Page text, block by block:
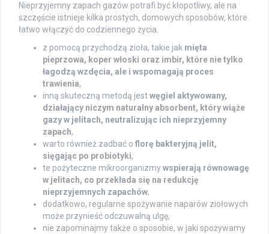
Nieprzyjemny zapach gazów potrafi być kłopotliwy, ale na
szczęście istnieje kilka prostych, domowych sposobów, które
łatwo włączyć do codziennego życia.
z pomocą przychodzą zioła, takie jak mięta
pieprzowa, koper włoski oraz imbir, które nie tylko
łagodzą wzdęcia, ale i wspomagają proces
trawienia,
inną skuteczną metodą jestwęgiel aktywowany,
działający niczym naturalny absorbent, który wiąże
gazy w jelitach, neutralizując ich nieprzyjemny
zapach,
warto również zadbać o florę bakteryjną jelit,
sięgając po probiotyki,
te pożyteczne mikroorganizmywspierają równowagę
w jelitach, co przekłada się na redukcję
nieprzyjemnych zapachów,
dodatkowo, regularne spożywanie naparów ziołowych
może przynieść odczuwalną ulgę,
nie zapominajmy także o sposobie, w jaki spożywamy